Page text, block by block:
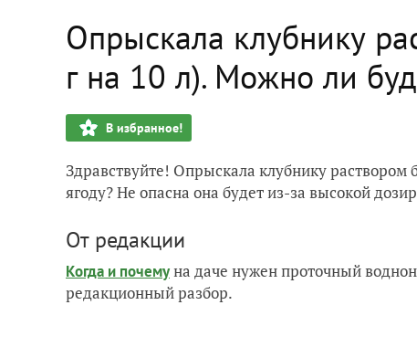
Опрыскала клубнику
г на 10 л). Можно ли
В избранное!
Здравствуйте! Опрыскала клубнику раствором
ягоду? Не опасна она будет из-за высокой
От редакции
Когда и почемуна даче нужен проточный
редакционный разбор.